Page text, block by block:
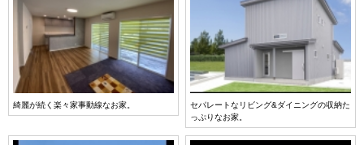
綺麗が続く楽々家事動線なお家。
セパレートなリビング&ダイニングの収納た
っぷりなお家。